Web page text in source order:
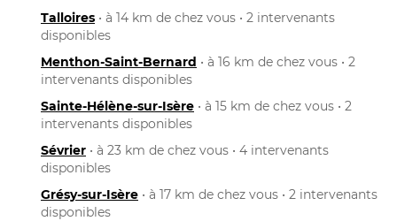
Talloires • à 14 km de chez vous • 2 intervenants
disponibles
Menthon-Saint-Bernard • à 16 km de chez vous • 2
intervenants disponibles
Sainte-Hélène-sur-Isère • à 15 km de chez vous • 2
intervenants disponibles
Sévrier • à 23 km de chez vous • 4 intervenants
disponibles
Grésy-sur-Isère • à 17 km de chez vous • 2 intervenants
disponibles